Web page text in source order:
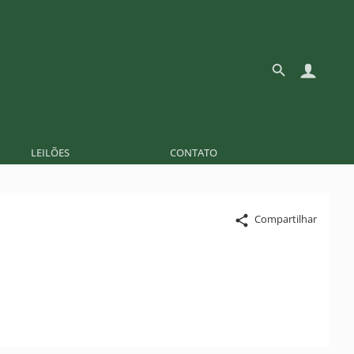
LEILÕES CONTATO
Compartilhar